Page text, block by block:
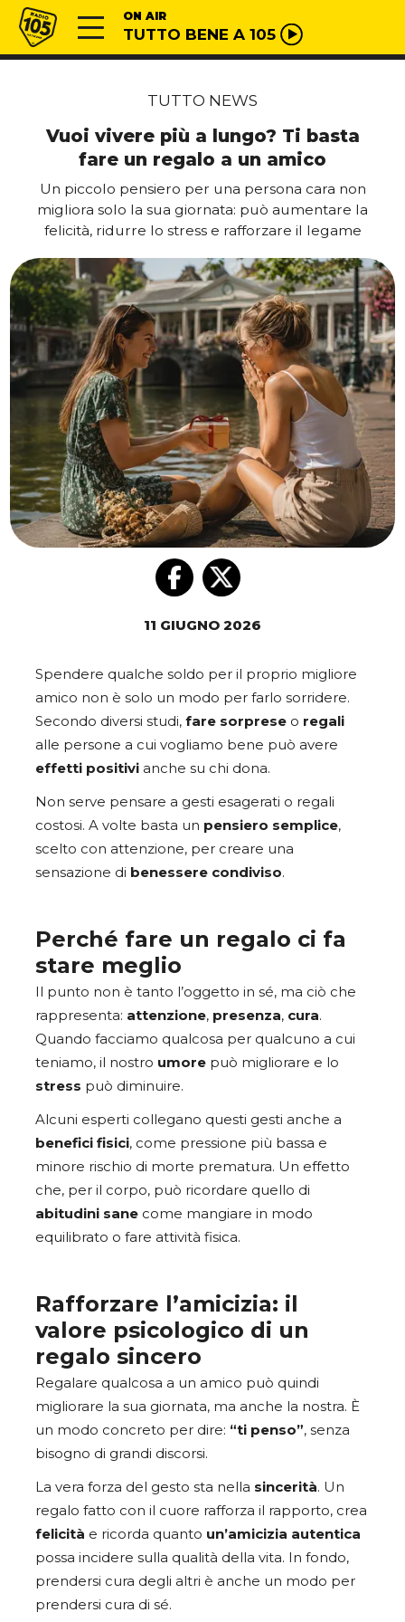
Vai al contenuto
Radio 105 ON AIR
TUTTO BENE A 105
TUTTO NEWS
Vuoi vivere più a lungo? Ti basta
fare un regalo a un amico
Un piccolo pensiero per una persona cara non
migliora solo la sua giornata: può aumentare la
felicità, ridurre lo stress e rafforzare il legame
11 GIUGNO 2026
Spendere qualche soldo per il proprio migliore
amico non è solo un modo per farlo sorridere.
Secondo diversi studi, fare sorprese o regali
alle persone a cui vogliamo bene può avere
effetti positivi anche su chi dona.
Non serve pensare a gesti esagerati o regali
costosi. A volte basta un pensiero semplice,
scelto con attenzione, per creare una
sensazione di benessere condiviso.
Perché fare un regalo ci fa
stare meglio
Il punto non è tanto l’oggetto in sé, ma ciò che
rappresenta: attenzione, presenza, cura.
Quando facciamo qualcosa per qualcuno a cui
teniamo, il nostro umore può migliorare e lo
stress può diminuire.
Alcuni esperti collegano questi gesti anche a
benefici fisici, come pressione più bassa e
minore rischio di morte prematura. Un effetto
che, per il corpo, può ricordare quello di
abitudini sane come mangiare in modo
equilibrato o fare attività fisica.
Rafforzare l’amicizia: il
valore psicologico di un
regalo sincero
Regalare qualcosa a un amico può quindi
migliorare la sua giornata, ma anche la nostra. È
un modo concreto per dire: “ti penso”, senza
bisogno di grandi discorsi.
La vera forza del gesto sta nella sincerità. Un
regalo fatto con il cuore rafforza il rapporto, crea
felicità e ricorda quanto un’amicizia autentica
possa incidere sulla qualità della vita. In fondo,
prendersi cura degli altri è anche un modo per
prendersi cura di sé.